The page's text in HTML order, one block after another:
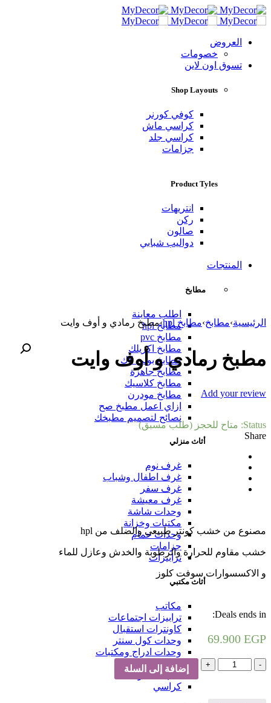
العروض
خصومات
تسوق اون لاين
Shop Layouts
كوفي كورنر
كراسي ماش
كراسي جلد
جزامات
Product Tyles
انتريهات
ركن
صالون
دواليب شبابي
المنتجات
مطابخ
اطلب معاينة
مطابخ hpl
مطابخ pvc
مطابخ اكريلك
مطابخ بولي لاك
مطابخ جاهزة
مطابخ كلاسيك
مطابخ مودرن
ازاي اعمل مطبخ صح
نصائح لتصميم مطبخك
أثاث منزلي
غرف نوم
غرف اطفال وشباب
غرف سفر
غرف معيشة
وحدات شاشة
مكتبات وخزانة
وحدات حمام
جزامات
ترابيزات
أثاث مكتبي
مكاتب
ترابيزات اجتماعات
كاونترات استقبال
وحدات كول سنتر
وحدات ادراج ومكتبات
معامل
كنب انتظار
كراسي
الرئيسية›مطابخ›مطابخ hpl ›مطبخ رمادي و أوف وايت
مطبخ رمادي و أوف وايت
Add your review
Status: متاح للحجز (طلب مسبق)
Share
مصنوع من خشب كونتر طبيعي والضلف من hpl
خشب مقاوم للحرارة والرطوبة والخدش وعازل للماء
و الاكسسوارات سوفت كلوز
Deals ends in:
69.900 EGP
كمية
إضافة إلى السلة